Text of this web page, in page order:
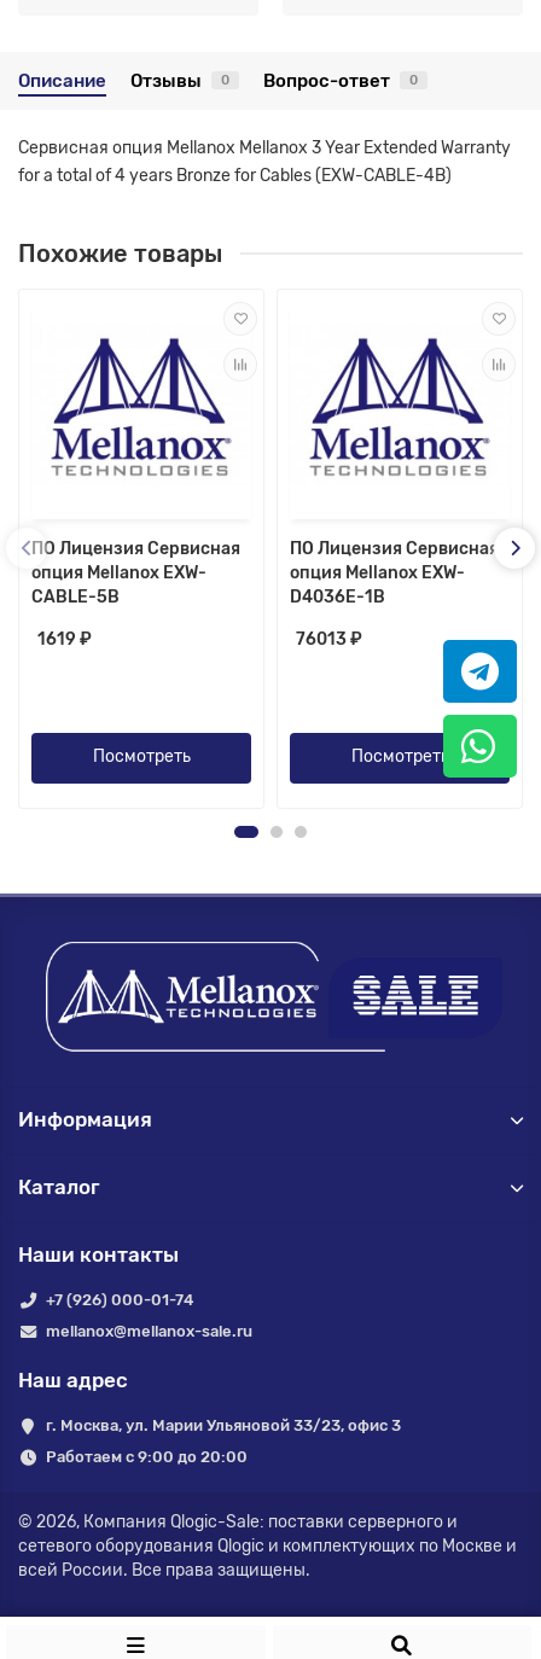
Описание Отзывы 0 Вопрос-ответ 0
Сервисная опция Mellanox Mellanox 3 Year Extended Warranty
for a total of 4 years Bronze for Cables (EXW-CABLE-4B)
Похожие товары
ПО Лицензия Сервисная
опция Mellanox EXW-
CABLE-5B
1619 ₽
Посмотреть
ПО Лицензия Сервисная
опция Mellanox EXW-
D4036E-1B
76013 ₽
Посмотреть
Информация
Каталог
Наши контакты
+7 (926) 000-01-74
mellanox@mellanox-sale.ru
Наш адрес
г. Москва, ул. Марии Ульяновой 33/23, офис 3
Работаем с 9:00 до 20:00
© 2026, Компания Qlogic-Sale: поставки серверного и
сетевого оборудования Qlogic и комплектующих по Москве и
всей России. Все права защищены.